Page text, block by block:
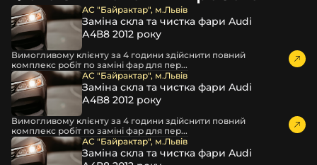
АС "Байрактар", м.Львів
Заміна скла та чистка фари Audi
А4В8 2012 року
Вимогливому клієнту за 4 години здійснити повний
комплекс робіт по заміні фар для пер...
АС "Байрактар", м.Львів
Заміна скла та чистка фари Audi
А4В8 2012 року
Вимогливому клієнту за 4 години здійснити повний
комплекс робіт по заміні фар для пер...
АС "Байрактар", м.Львів
Заміна скла та чистка фари Audi